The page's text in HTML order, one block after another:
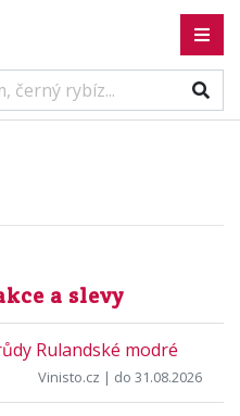
a slevy
Rulandské modré
Vinisto.cz | do 31.08.2026